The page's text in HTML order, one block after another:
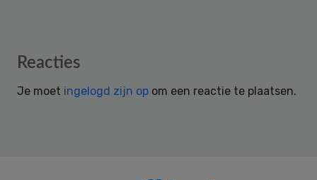
Reader
Reacties
Je moet ingelogd zijn op om een reactie te plaatsen.